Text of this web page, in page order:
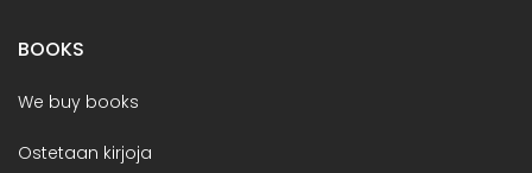
BOOKS
We buy books
Ostetaan kirjoja